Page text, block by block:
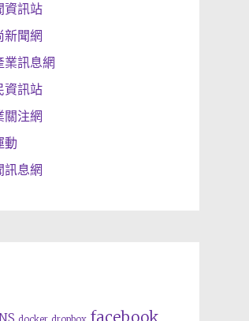
資訊站
新聞網
業訊息網
資訊站
關注網
動
訊息網
facebook